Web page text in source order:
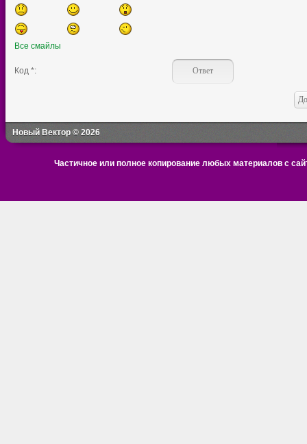
Все смайлы
Код *:
Новый Вектор © 2026
Частичное или полное копирование любых материалов с